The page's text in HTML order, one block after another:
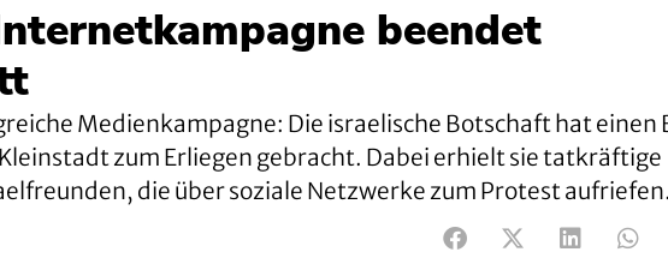
beendet
Medienkampagne: Die israelische Botschaft hat einen
zum Erliegen gebracht. Dabei erhielt sie tatkräftige
die über soziale Netzwerke zum Protest aufriefen.